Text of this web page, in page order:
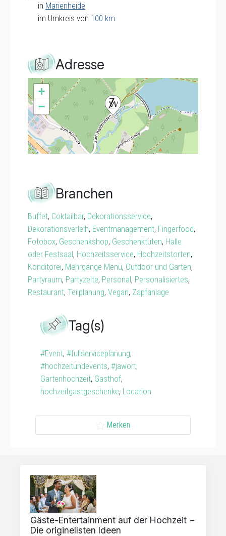
in Marienheide
im Umkreis von 100 km
Adresse
+
−
Branchen
Buffet, Coktailbar, Dekorationsservice,
Dekorationsverleih, Eventmanagement, Fingerfood,
Fotobox, Geschenkshop, Geschenktüten, Halle
oder Festsaal, Hochzeitsservice, Hochzeitstorten,
Konditorei, Mehrgänge Menü, Outdoor und Garten,
Partyraum, Partyzelte, Personal, Personalisiertes,
Restaurant, Teilplanung, Vegan, Zapfanlage
Tag(s)
#Event, #fullserviceplanung,
#hochzeitundevents, #jawort,
Gartenhochzeit, Gasthof,
hochzeitgastgeschenke, Location
Merken
Gäste-Entertainment auf der Hochzeit −
Die originellsten Ideen